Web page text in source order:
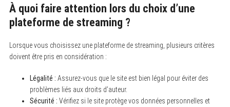
À quoi faire attention lors du choix d’une
plateforme de streaming ?
Lorsque vous choisissez une plateforme de streaming, plusieurs critères
doivent être pris en considération :
Légalité : Assurez-vous que le site est bien légal pour éviter des
problèmes liés aux droits d’auteur.
Sécurité : Vérifiez si le site protège vos données personnelles et